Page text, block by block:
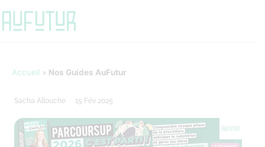
Accueil » Nos Guides AuFutur
Sacha Allouche 15 Fév 2025